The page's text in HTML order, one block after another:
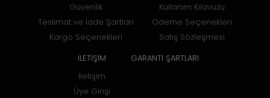
Güvenlik
Teslimat ve İade Şartları
Kargo Seçenekleri
Kullanım Kılavuzu
Ödeme Seçenekleri
Satış Sözleşmesi
İLETİŞİM
İletişim
Üye Girişi
GARANTİ ŞARTLARI